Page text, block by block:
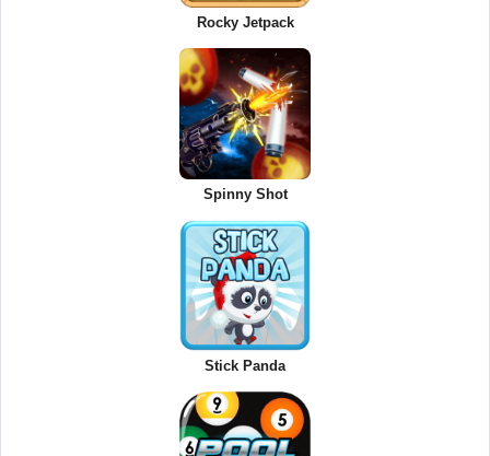
Rocky Jetpack
Spinny Shot
Stick Panda